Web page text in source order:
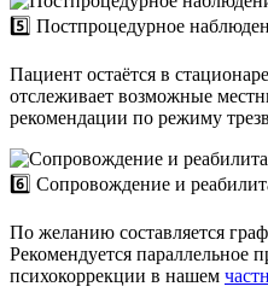
5️⃣ Постпроцедурное
Пациент остаётся в
отслеживает возможные
рекомендации по режиму
6️⃣ Сопровождение и
По желанию составляется
Рекомендуется параллельное
психокоррекции в нашем